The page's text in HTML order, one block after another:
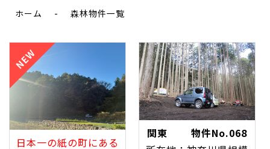
ホーム - 森林物件一覧
日本一の紙の町にある
関東 物件No.068